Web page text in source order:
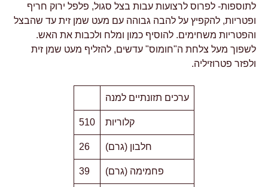
לתוספות- לפרוס לרצועות עבות בצל סגול, פלפל ירוק חריף
ופטריות, להקפיץ על להבה גבוהה עם מעט שמן זית עד שהבצל
והפטריות משחימים. להוסיף כמון ומלח ולכבות את האש.
לשפוך מעל צלחת ה"חומוס" עדשים, להזליף מעט שמן זית
ולפזר פטרוזיליה.
ערכים תזונתיים למנה
קלוריות 510
חלבון (גרם) 26
פחמימה (גרם) 39